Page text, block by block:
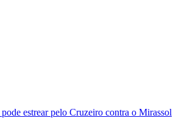
estrear pelo Cruzeiro contra o Mirassol